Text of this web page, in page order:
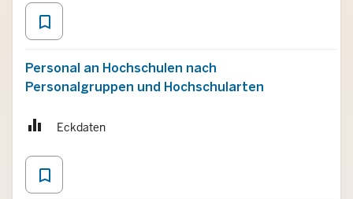
bookmark_border
Personal an Hochschulen nach
Personalgruppen und Hochschularten
Eckdaten
bookmark_border